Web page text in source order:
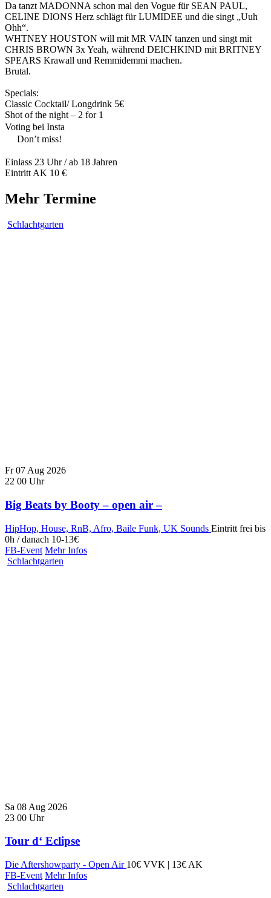
Da tanzt MADONNA schon mal den Vogue für SEAN PAUL,
CELINE DIONS Herz schlägt für LUMIDEE und die singt „Uuh
Ohh“.
WHTNEY HOUSTON will mit MR VAIN tanzen und singt mit
CHRIS BROWN 3x Yeah, während DEICHKIND mit BRITNEY
SPEARS Krawall und Remmidemmi machen.
Brutal.
Specials:
Classic Cocktail/ Longdrink 5€
Shot of the night – 2 for 1
Voting bei Insta
Don’t miss!
Einlass 23 Uhr / ab 18 Jahren
Eintritt AK 10 €
Mehr Termine
Schlachtgarten
Fr 07 Aug 2026
22 00 Uhr
Big Beats by Booty – open air –
HipHop, House, RnB, Afro, Baile Funk, UK Sounds Eintritt frei bis
0h / danach 10-13€
FB-Event Mehr Infos
Schlachtgarten
Sa 08 Aug 2026
23 00 Uhr
Tour d‘ Eclipse
Die Aftershowparty - Open Air 10€ VVK | 13€ AK
FB-Event Mehr Infos
Schlachtgarten